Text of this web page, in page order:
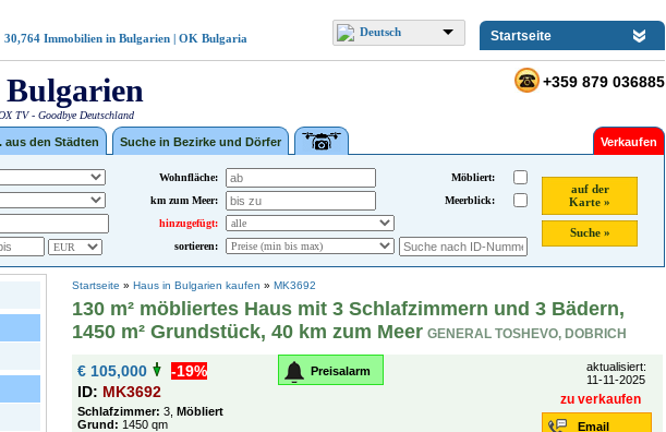
30,764 Immobilien in Bulgarien | OK Bulgaria Deutsch Startseite
TV - Goodbye Deutschland
+359 879 036885
aus den Städten Suche in Bezirke und Dörfer Verkaufen
Wohnfläche: Möbliert:
auf der
Karte »
Suche »
km zum Meer:
Meerblick:
hinzugefügt:
sortieren:
Startseite » Haus in Bulgarien kaufen » MK3692
130 m² möbliertes Haus mit 3 Schlafzimmern und 3 Bädern,
1450 m² Grundstück, 40 km zum Meer GENERAL TOSHEVO, DOBRICH
€ 105,000 -19% Preisalarm
aktualisiert:
11-11-2025
zu verkaufen
Email
ID: MK3692
Schlafzimmer: 3, Möbliert
Grund: 1450 qm